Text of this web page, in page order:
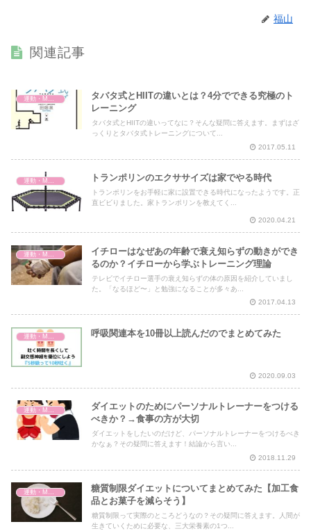
福山
関連記事
運動・MMA・身体づくり
タバタ式とHIITの違いとは？4分でできる究極のト
レーニング
タバタ式とHIITの違いってなに？そんな疑問に答えます。まずはざ
っくりとタバタ式トレーニングについて...
2017.05.11
運動・MMA・身体づくり トランポリンのエクササイズは家でやる時代
トランポリンをお手軽に家に設置できる時代になったようです。正
直ビビりました。家トランポリンを教えてく...
2020.04.21
イチローはなぜあの年齢で衰え知らずの動きができ
るのか？イチローから学ぶトレーニング理論
テレビでイチロー選手の衰え知らずの体の原因を紹介していまし
た。「なるほど〜」と勉強になることが多々あ...
2017.04.13
呼吸関連本を10冊以上読んだのでまとめてみた
2020.09.03
ダイエットのためにパーソナルトレーナーをつける
べきか？→食事の方が大切
ダイエットをしたいのだけど、パーソナルトレーナーをつけるべき
かなぁ？その疑問に答えます！結論から言い...
2018.11.29
糖質制限ダイエットについてまとめてみた【加工食
品とお菓子を減らそう】
糖質制限って実際のところどうなの？その疑問に答えます。人間が
生きていくために必要な、三大栄養素の1つ...